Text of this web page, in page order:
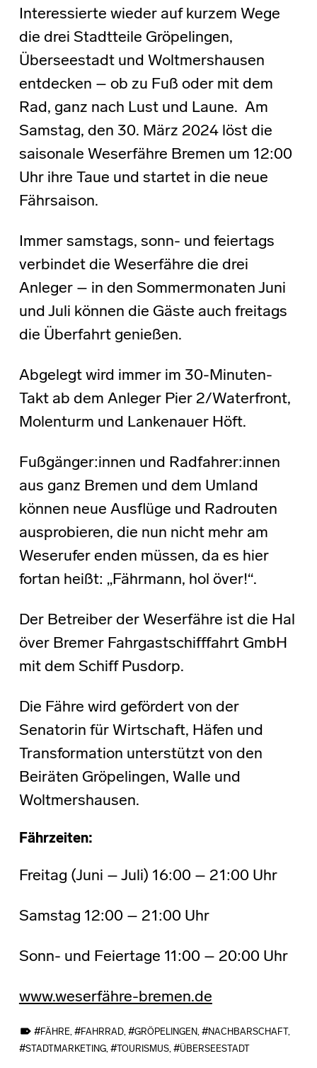
Interessierte wieder auf kurzem Wege
die drei Stadtteile Gröpelingen,
Überseestadt und Woltmershausen
entdecken – ob zu Fuß oder mit dem
Rad, ganz nach Lust und Laune. Am
Samstag, den 30. März 2024 löst die
saisonale Weserfähre Bremen um 12:00
Uhr ihre Taue und startet in die neue
Fährsaison.
Immer samstags, sonn- und feiertags
verbindet die Weserfähre die drei
Anleger – in den Sommermonaten Juni
und Juli können die Gäste auch freitags
die Überfahrt genießen.
Abgelegt wird immer im 30-Minuten-
Takt ab dem Anleger Pier 2/Waterfront,
Molenturm und Lankenauer Höft.
Fußgänger:innen und Radfahrer:innen
aus ganz Bremen und dem Umland
können neue Ausflüge und Radrouten
ausprobieren, die nun nicht mehr am
Weserufer enden müssen, da es hier
fortan heißt: „Fährmann, hol över!“.
Der Betreiber der Weserfähre ist die Hal
över Bremer Fahrgastschifffahrt GmbH
mit dem Schiff Pusdorp.
Die Fähre wird gefördert von der
Senatorin für Wirtschaft, Häfen und
Transformation unterstützt von den
Beiräten Gröpelingen, Walle und
Woltmershausen.
Fährzeiten:
Freitag (Juni – Juli) 16:00 – 21:00 Uhr
Samstag 12:00 – 21:00 Uhr
Sonn- und Feiertage 11:00 – 20:00 Uhr
www.weserfähre-bremen.de
TAGGED AS:
FÄHRE, FAHRRAD, GRÖPELINGEN, NACHBARSCHAFT ,
STADTMARKETING, TOURISMUS, ÜBERSEESTADT